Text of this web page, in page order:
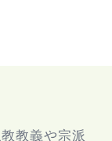
教義や宗派